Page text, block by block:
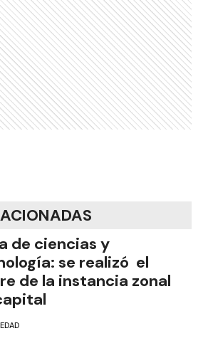
de ciencias y
se realizó el
de la instancia zonal